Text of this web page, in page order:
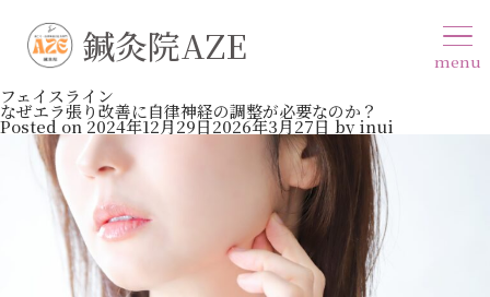
鍼灸院AZE menu
フェイスライン
なぜエラ張り改善に自律神経の調整が必要なのか？
Posted on 2024年12月29日2026年3月27日 byinui